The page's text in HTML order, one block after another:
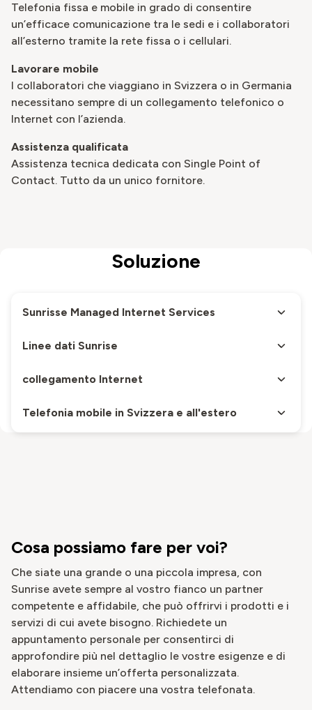
Telefonia fissa e mobile in grado di consentire
un’efficace comunicazione tra le sedi e i collaboratori
all’esterno tramite la rete fissa o i cellulari.
Lavorare mobile
I collaboratori che viaggiano in Svizzera o in Germania
necessitano sempre di un collegamento telefonico o
Internet con l’azienda.
Assistenza qualificata
Assistenza tecnica dedicata con Single Point of
Contact. Tutto da un unico fornitore.
Soluzione
Sunrisse Managed Internet Services
Linee dati Sunrise
collegamento Internet
Telefonia mobile in Svizzera e all'estero
Cosa possiamo fare per voi?
Che siate una grande o una piccola impresa, con
Sunrise avete sempre al vostro fianco un partner
competente e affidabile, che può offrirvi i prodotti e i
servizi di cui avete bisogno. Richiedete un
appuntamento personale per consentirci di
approfondire più nel dettaglio le vostre esigenze e di
elaborare insieme un’offerta personalizzata.
Attendiamo con piacere una vostra telefonata.